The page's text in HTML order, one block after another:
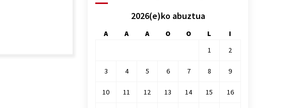
2026(e)ko abuztua
A A A O O L
I
1
2
3 4 5 6 7 8 9
10 11 12 13 14 15 16